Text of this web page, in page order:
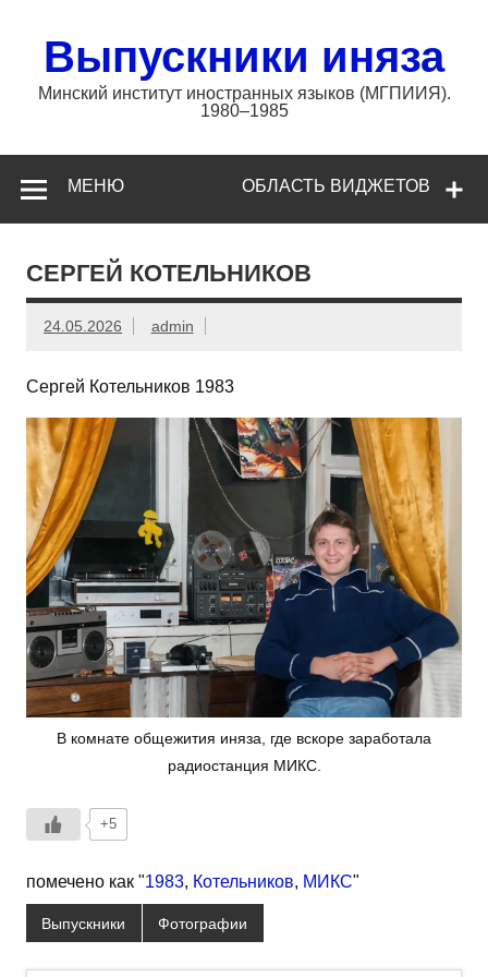
содержимому
Выпускники иняза
Минский институт иностранных языков (МГПИИЯ).
1980–1985
ОБЛАСТЬ ВИДЖЕТОВ
МЕНЮ
СЕРГЕЙ КОТЕЛЬНИКОВ
24.05.2026 admin
Сергей Котельников 1983
В комнате общежития иняза, где вскоре заработала
радиостанция МИКС.
+5
помечено как "1983, Котельников, МИКС"
Выпускники Фотографии